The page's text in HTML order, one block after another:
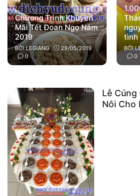
Chương Trình Khuyến
Mãi Tết Đoan Ngọ Năm
2019
BỞILEGIANG
29/05/2019
0
tình
BỞI
0
Lễ
Nôi Cho